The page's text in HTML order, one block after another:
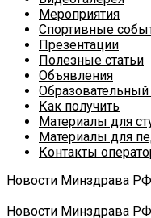
Мероприятия
Спортивные
Презентации
Полезные статьи
Объявления
Образовательный
Как получить
Материалы для
Материалы для
Контакты
Новости Минздрава РФ
Новости Минздрава РФ